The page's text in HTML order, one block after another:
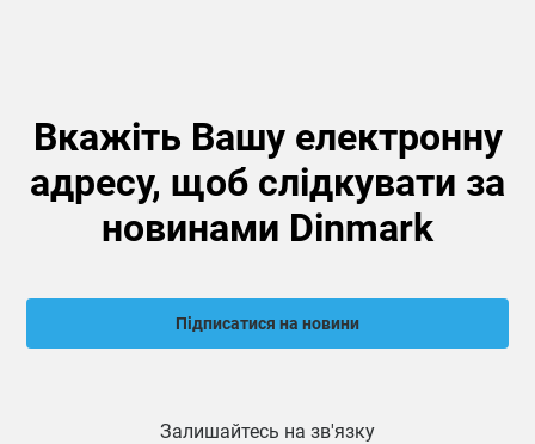
Вкажіть Вашу електронну
адресу, щоб слідкувати за
новинами Dinmark
Підписатися на новини
Залишайтесь на зв'язку